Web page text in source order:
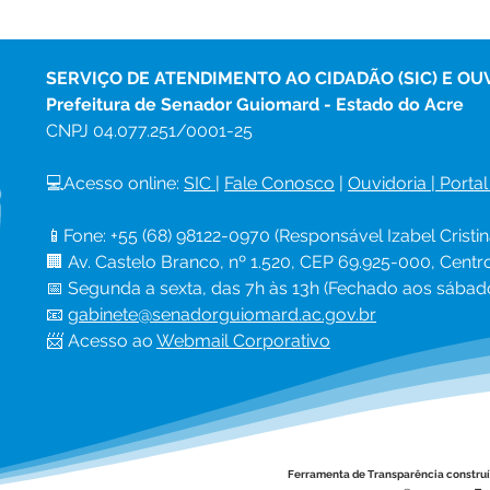
SERVIÇO DE ATENDIMENTO AO CIDADÃO (SIC) E
Prefeitura de Senador Guiomard - Estado do Acre
CNPJ 04.077.251/0001-25
💻Acesso online: SIC | Fale Conosco | Ouvidoria |
📱Fone: +55 (68) 98122-0970 (Responsável Izabel
🏢 Av. Castelo Branco, nº 1.520, CEP 69.925-000,
📅 Segunda a sexta, das 7h às 13h (Fechado aos
📧 gabinete@senadorguiomard.ac.gov.br
📨 Acesso ao Webmail Corporativo
Ferramenta de Transparência